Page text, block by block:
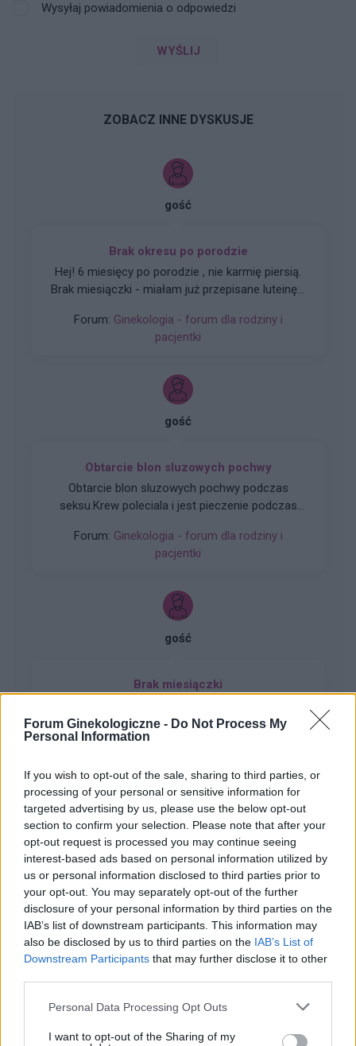
Forum Ginekologiczne - Do Not Process My
Personal Information
If you wish to opt-out of the sale, sharing to third parties, or
processing of your personal or sensitive information for
targeted advertising by us, please use the below opt-out
section to confirm your selection. Please note that after your
opt-out request is processed you may continue seeing
interest-based ads based on personal information utilized by
us or personal information disclosed to third parties prior to
your opt-out. You may separately opt-out of the further
disclosure of your personal information by third parties on the
IAB’s list of downstream participants. This information may
also be disclosed by us to third parties on the IAB’s List of
Downstream Participants that may further disclose it to other
Personal Data Processing Opt Outs
I want to opt-out of the Sharing of my
Wysyłaj powiadomienia o odpowiedzi
WYŚLIJ
ZOBACZ INNE DYSKUSJE
gość
Brak okresu po porodzie
Hej! 6 miesięcy po porodzie , nie karmię piersią.
Brak miesiączki - miałam już przepisane luteinę l,
systen 50 i ponownie luteinę, które również
okresu nie wywołały. Plastry odklejały się.
wyszedł bardzo niski poziom estrogenow. Około
14. Co teraz?
Forum: Ginekologia - forum dla rodziny i
pacjentki
gość
Obtarcie blon sluzowych pochwy
Obtarcie blon sluzowych pochwy podczas
seksu.Krew poleciala i jest pieczenie podczas
pomoze na ta dolegliwość?.
Forum: Ginekologia - forum dla rodziny i
pacjentki
gość
Brak miesiączki
doxycycline i w tym samym miesiącu dostalam
zapalenie pęcherza moczowego i brałam też
10 dni ,ciąża wykluczona beta HCG
przedwczoraj 0,2 a na wizycie u ginekologa
usłyszałam tylko że on nic tu nie widzi i że
endometrium bardzo cieniutkie .moje pytanie
czy okres powinien przyjść w tym miesiącu czy
to coś poważniejszego ?
pacjentki
gość
Test beta hcg kiedy?
Witam, chciałabym sprawdzić czy nie zaszłam
w ciążę. Mam nieregularne cykle więc nie mogę
stwierdzić czy doszło do owulacji, jestem w 22
stresować na zapas czy w jakim czasie zrobić
Ginekologia - forum dla rodziny i
pacjentki